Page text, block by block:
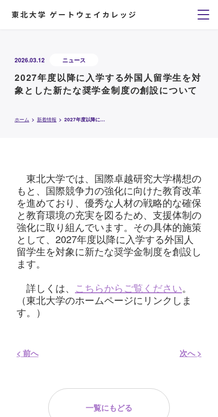
東北大学 ゲートウェイカレッジ
2026.03.12 ニュース
2027年度以降に入学する外国人留学生を対
象とした新たな奨学金制度の創設について
ホーム 新着情報 2027年度以降に入学する外国人留学生を対象とした新たな奨学金制度の創設について
東北大学では、国際卓越研究大学構想の
もと、国際競争力の強化に向けた教育改革
を進めており、優秀な人材の戦略的な確保
と教育環境の充実を図るため、支援体制の
強化に取り組んでいます。その具体的施策
として、2027年度以降に入学する外国人
留学生を対象に新たな奨学金制度を創設し
ます。
詳しくは、 こちらからご覧ください。
（東北大学のホームページにリンクしま
す。）
< 前へ 次へ >
一覧にもどる